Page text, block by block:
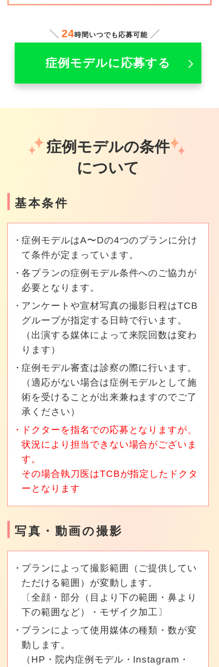
24時間いつでも応募可能
症例モデルに応募する
症例モデルの条件
について
基本条件
症例モデルはA〜Dの4つのプランに分け
て条件が定まっています。
各プランの症例モデル条件へのご協力が
必要となります。
アンケートや宣材写真の撮影日程はTCB
グループが指定する日時で行います。
（出演する媒体によって来院回数は変わ
ります）
症例モデル審査は診察の際に行います。
（適応がない場合は症例モデルとして施
術を受けることが出来兼ねますのでご了
承ください）
ドクターを指名での応募となりますが、
状況により担当できない場合がございま
す。
その場合執刀医はTCBが指定したドクタ
ーとなります
写真・動画の撮影
プランによって撮影範囲（ご提供してい
ただける範囲）が変動します。
〔全顔・部分（目より下の範囲・鼻より
下の範囲など）・モザイク加工〕
プランによって使用媒体の種類・数が変
動します。
（HP・院内症例モデル・Instagram・